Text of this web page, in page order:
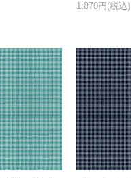
1,870円(税込)